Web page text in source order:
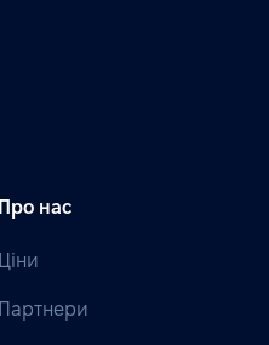
Про нас
Ціни
Партнери